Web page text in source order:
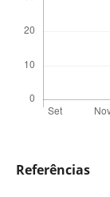
Referências